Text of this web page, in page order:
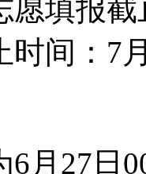
愿填报
时间：7
月27日